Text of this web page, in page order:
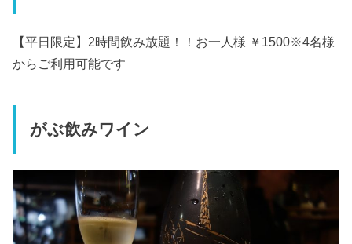
【平日限定】2時間飲み放題！！お一人様 ￥1500※4名様
からご利用可能です
がぶ飲みワイン